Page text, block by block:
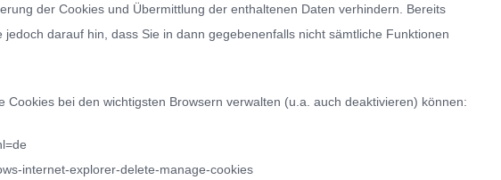
der Cookies und Übermittlung der enthaltenen Daten verhindern. Bereits
darauf hin, dass Sie in dann gegebenenfalls nicht sämtliche Funktionen
bei den wichtigsten Browsern verwalten (u.a. auch deaktivieren) können:
internet-explorer-delete-manage-cookies